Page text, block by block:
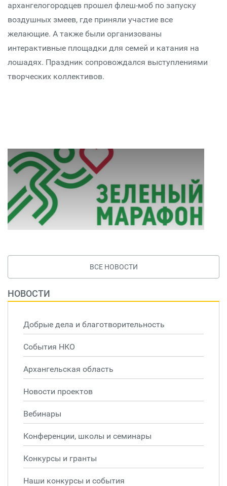
архангелогородцев прошел флеш-моб по запуску
воздушных змеев, где приняли участие все
желающие. А также были организованы
интерактивные площадки для семей и катания на
лошадях. Праздник сопровождался выступлениями
творческих коллективов.
ВСЕ НОВОСТИ
НОВОСТИ
Добрые дела и благотворительность
События НКО
Архангельская область
Новости проектов
Вебинары
Конференции, школы и семинары
Конкурсы и гранты
Наши конкурсы и события